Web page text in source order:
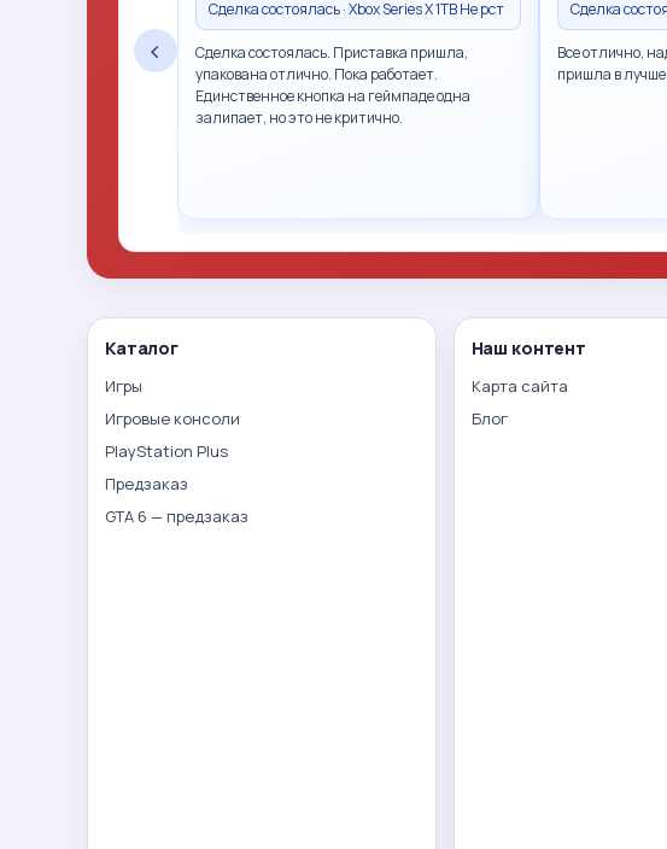
‹
Сделка состоялась · Xbox Series X 1TB Не рст
Сделка состоялась. Приставка пришла,
упакована отлично. Пока работает.
Единственное кнопка на геймпаде одна
залипает, но это не критично.
Сделка
Все отлично,
пришла в
Каталог
Игры
Игровые консоли
PlayStation Plus
Предзаказ
GTA 6 — предзаказ
Наш контент
Карта сайта
Блог